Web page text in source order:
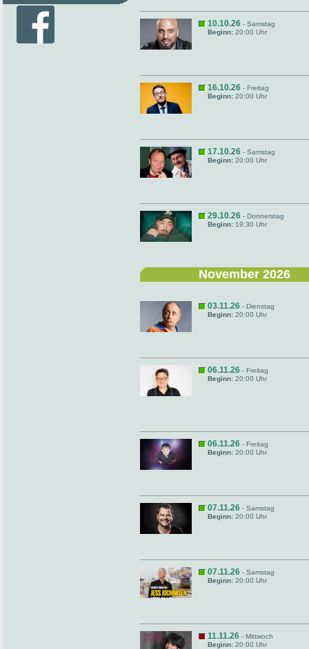
10.10.26 - Samstag
Beginn: 20:00 Uhr
16.10.26 - Freitag
Beginn: 20:00 Uhr
17.10.26 - Samstag
Beginn: 20:00 Uhr
29.10.26 - Donnerstag
Beginn: 19:30 Uhr
November 2026
03.11.26 - Dienstag
Beginn: 20:00 Uhr
06.11.26 - Freitag
Beginn: 20:00 Uhr
06.11.26 - Freitag
Beginn: 20:00 Uhr
07.11.26 - Samstag
Beginn: 20:00 Uhr
07.11.26 - Samstag
Beginn: 20:00 Uhr
11.11.26 - Mittwoch
Beginn: 20:00 Uhr